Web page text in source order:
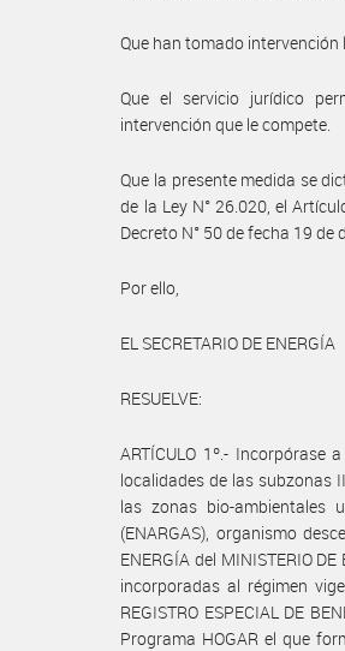
Que han tomado
Que el servicio jurídico
intervención que le compete.
Que la presente medida se
de la Ley N° 26.020, el
Decreto N° 50 de fecha 19
Por ello,
EL SECRETARIO DE ENERGÍA
RESUELVE:
ARTÍCULO 1º.-
localidades de las subzonas
las zonas bio-ambientales
(ENARGAS), organismo
ENERGÍA del MINISTERIO
incorporadas al régimen
REGISTRO ESPECIAL DE
Programa HOGAR el que